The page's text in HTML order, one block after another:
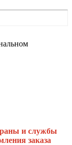
и службы
заказа